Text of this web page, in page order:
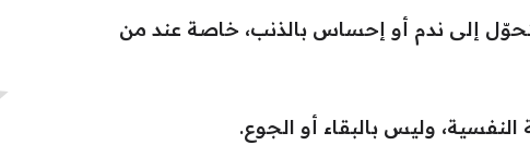
إلى ندم أو إحساس بالذنب، خاصة عند من
النفسية، وليس بالبقاء أو الجوع.